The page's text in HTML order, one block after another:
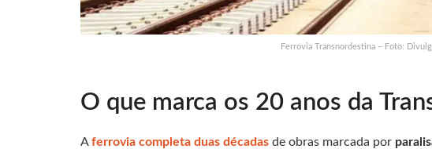
Ferrovia Transnordestina – Foto:
O que marca os 20 anos da
Aferrovia completa duas décadas de obras marcada por